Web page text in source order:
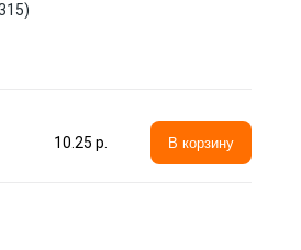
10.25 p. В корзину